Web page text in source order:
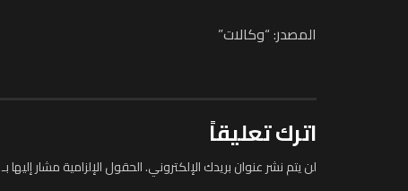
المصدر: “وكالات”
اترك تعليقاً
لن يتم نشر عنوان بريدك الإلكتروني.الحقول الإلزامية مشار إليها بـ